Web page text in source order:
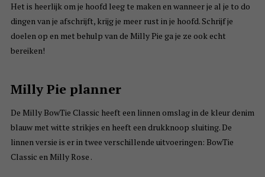
Het is heerlijk om je hoofd leeg te maken en wanneer je al je to do
dingen van je afschrijft, krijg je meer rust in je hoofd. Schrijf je
doelen op en met behulp van de Milly Pie ga je ze ook echt
bereiken!
Milly Pie planner
De Milly BowTie Classic heeft een linnen omslag in de kleur denim
blauw met witte strikjes en heeft een drukknoop sluiting. De
linnen versie is er in twee verschillende uitvoeringen: BowTie
Classic en Milly Rose .